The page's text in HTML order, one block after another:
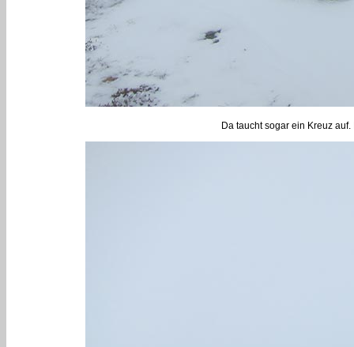
Da taucht sogar ein Kreuz